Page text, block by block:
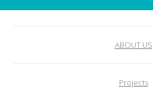
ABOUT US
Projects